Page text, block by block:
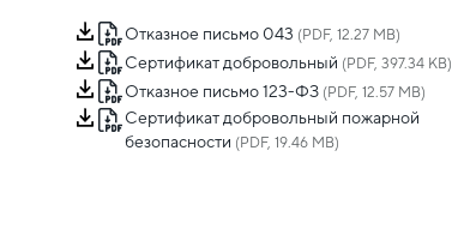
Отказное письмо 043 (PDF, 12.27 MB)
Сертификат добровольный (PDF, 397.34 KB)
Отказное письмо 123-ФЗ (PDF, 12.57 MB)
Сертификат добровольный пожарной
безопасности (PDF, 19.46 MB)